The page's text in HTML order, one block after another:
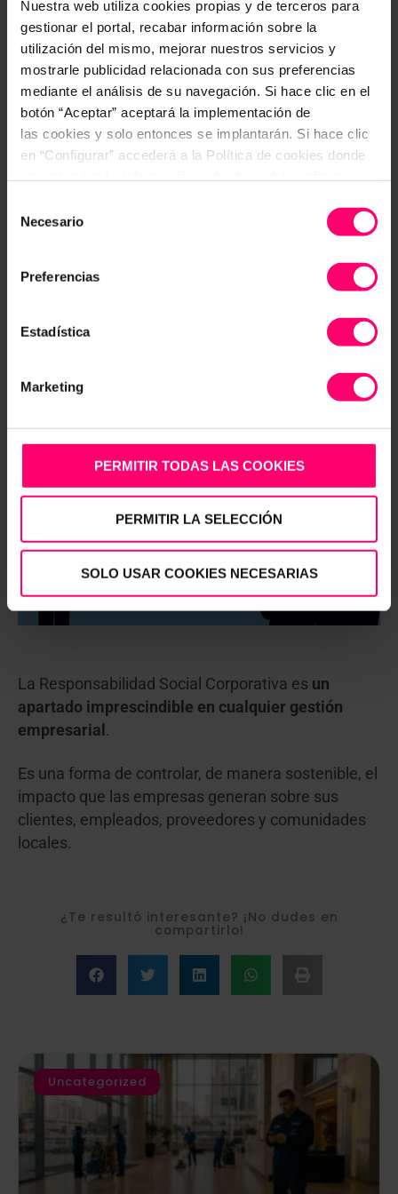
Nuestra web utiliza cookies propias y de terceros para
gestionar el portal, recabar información sobre la
utilización del mismo, mejorar nuestros servicios y
mostrarle publicidad relacionada con sus preferencias
mediante el análisis de su navegación. Si hace clic en el
botón “Aceptar” aceptará la implementación de
las cookies y solo entonces se implantarán. Si hace clic
en “Configurar” accederá a la Política de cookies donde
activo hasta que ejecute alguna de estas dos opciones:
Necesario
Preferencias
Estadística
Marketing
PERMITIR TODAS LAS COOKIES
PERMITIR LA SELECCIÓN
SOLO USAR COOKIES NECESARIAS
muchas ventajas.
Una de ellas es
a disminución de costes y de
aumento de la
eficiencia, así como a controlar
en tiempo real toda la información de la empresa.
La Responsabilidad Social Corporativa es un
apartado imprescindible en cualquier gestión
empresarial .
Es una forma de controlar, de manera sostenible, el
impacto que las empresas generan sobre sus
clientes, empleados, proveedores y comunidades
locales.
¿Te resultó interesante? ¡No dudes en
compartirlo!
Uncategorized